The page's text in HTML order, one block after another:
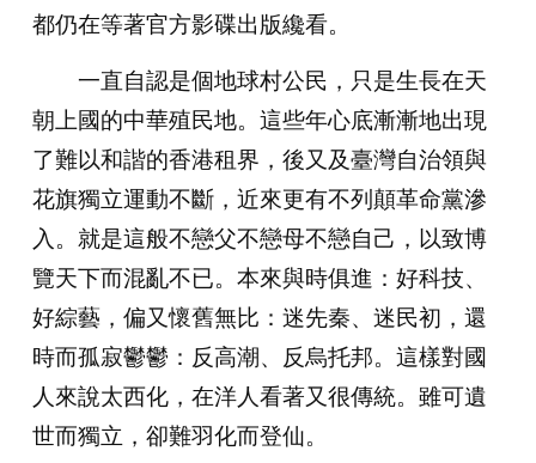
都仍在等著官方影碟出版纔看。
一直自認是個地球村公民，只是生長在天
朝上國的中華殖民地。這些年心底漸漸地出現
了難以和諧的香港租界，後又及臺灣自治領與
花旗獨立運動不斷，近來更有不列顛革命黨滲
入。就是這般不戀父不戀母不戀自己，以致博
覽天下而混亂不已。本來與時俱進：好科技、
好綜藝，偏又懷舊無比：迷先秦、迷民初，還
時而孤寂鬱鬱：反高潮、反烏托邦。這樣對國
人來說太西化，在洋人看著又很傳統。雖可遺
世而獨立，卻難羽化而登仙。